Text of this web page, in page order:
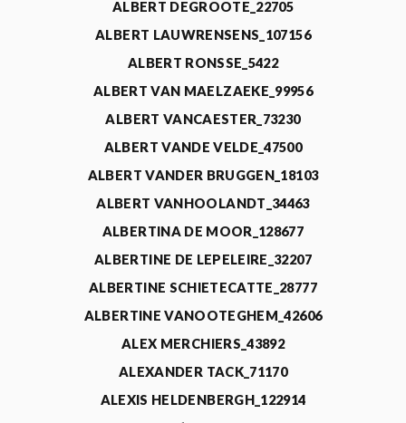
ALBERT DEGROOTE_22705
ALBERT LAUWRENSENS_107156
ALBERT RONSSE_5422
ALBERT VAN MAELZAEKE_99956
ALBERT VANCAESTER_73230
ALBERT VANDE VELDE_47500
ALBERT VANDER BRUGGEN_18103
ALBERT VANHOOLANDT_34463
ALBERTINA DE MOOR_128677
ALBERTINE DE LEPELEIRE_32207
ALBERTINE SCHIETECATTE_28777
ALBERTINE VANOOTEGHEM_42606
ALEX MERCHIERS_43892
ALEXANDER TACK_71170
ALEXIS HELDENBERGH_122914